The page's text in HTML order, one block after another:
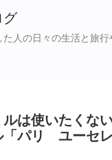
グ
人の日々の生活と旅
は使いたくな
「パリ ユーセ